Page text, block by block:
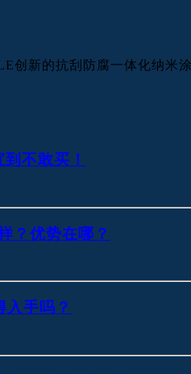
创新的抗刮防腐一体化纳米
不敢买！
？优势在哪？
入手吗？